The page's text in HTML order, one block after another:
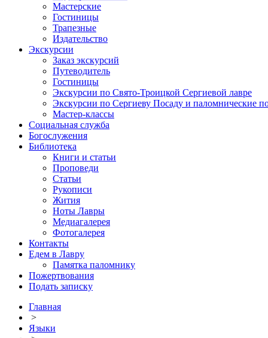
Мастерские
Гостиницы
Трапезные
Издательство
Экскурсии
Заказ экскурсий
Путеводитель
Гостиницы
Экскурсии по Свято-Троицкой Сергиевой лавре
Экскурсии по Сергиеву Посаду и паломнические
Мастер-классы
Социальная служба
Богослужения
Библиотека
Книги и статьи
Проповеди
Статьи
Рукописи
Жития
Ноты Лавры
Медиагалерея
Фотогалерея
Контакты
Едем в Лавру
Памятка паломнику
Пожертвования
Подать записку
Главная
>
Языки